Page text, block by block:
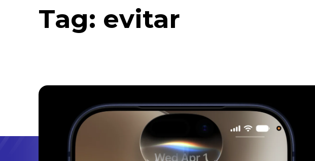
Tag: evitar